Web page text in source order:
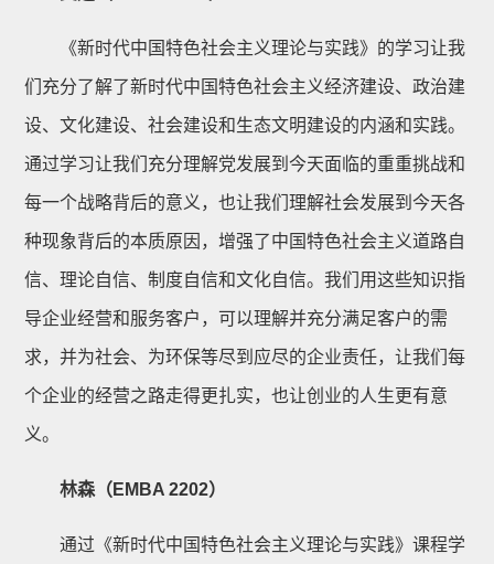
《新时代中国特色社会主义理论与实践》的学习让我
们充分了解了新时代中国特色社会主义经济建设、政治建
设、文化建设、社会建设和生态文明建设的内涵和实践。
通过学习让我们充分理解党发展到今天面临的重重挑战和
每一个战略背后的意义，也让我们理解社会发展到今天各
种现象背后的本质原因，增强了中国特色社会主义道路自
信、理论自信、制度自信和文化自信。我们用这些知识指
导企业经营和服务客户，可以理解并充分满足客户的需
求，并为社会、为环保等尽到应尽的企业责任，让我们每
个企业的经营之路走得更扎实，也让创业的人生更有意
义。
林森（EMBA 2202）
通过《新时代中国特色社会主义理论与实践》课程学